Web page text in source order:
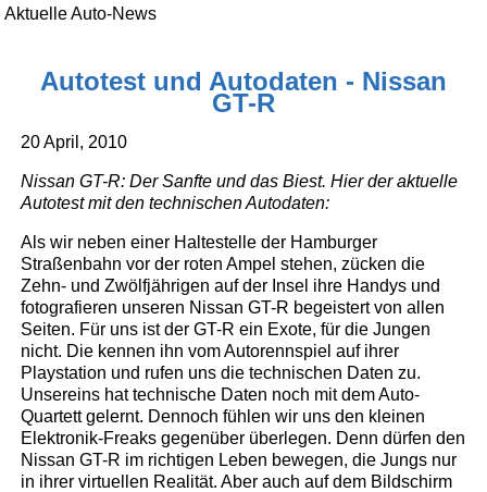
Aktuelle Auto-News
Autotest und Autodaten - Nissan
GT-R
20 April, 2010
Nissan GT-R: Der Sanfte und das Biest. Hier der aktuelle
Autotest mit den technischen Autodaten:
Als wir neben einer Haltestelle der Hamburger
Straßenbahn vor der roten Ampel stehen, zücken die
Zehn- und Zwölfjährigen auf der Insel ihre Handys und
fotografieren unseren Nissan GT-R begeistert von allen
Seiten. Für uns ist der GT-R ein Exote, für die Jungen
nicht. Die kennen ihn vom Autorennspiel auf ihrer
Playstation und rufen uns die technischen Daten zu.
Unsereins hat technische Daten noch mit dem Auto-
Quartett gelernt. Dennoch fühlen wir uns den kleinen
Elektronik-Freaks gegenüber überlegen. Denn dürfen den
Nissan GT-R im richtigen Leben bewegen, die Jungs nur
in ihrer virtuellen Realität. Aber auch auf dem Bildschirm